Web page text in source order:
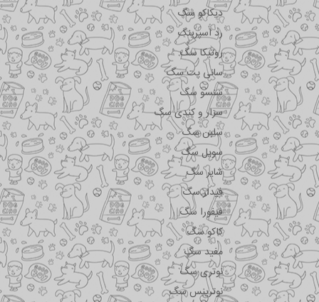
دیکاکو سگ
رد اسپرینگ
روتیکا سگ
سانی پت سگ
سنسو سگ
سزار و کندی سگ
سلبن سگ
سویل سگ
شایر سگ
فیدار سگ
فیفورا سگ
کاکو سگ
مفید سگ
نوتری سگ
نوترینس سگ